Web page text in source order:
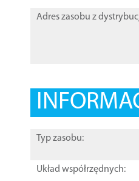
Adres zasobu z
Typ zasobu:
Układ współrzędnych: